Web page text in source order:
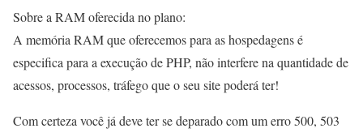
Sobre a RAM oferecida no plano:
A memória RAM que oferecemos para as hospedagens é
especifica para a execução de PHP, não interfere na quantidade de
acessos, processos, tráfego que o seu site poderá ter!
Com certeza você já deve ter se deparado com um erro 500, 503